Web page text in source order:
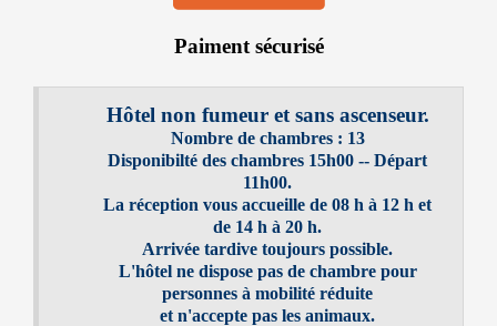
Paiment sécurisé
Hôtel non fumeur et sans ascenseur.
Nombre de chambres : 13
Disponibilté des chambres 15h00 -- Départ
11h00.
La réception vous accueille de 08 h à 12 h et
de 14 h à 20 h.
Arrivée tardive toujours possible.
L'hôtel ne dispose pas de chambre pour
personnes à mobilité réduite
et n'accepte pas les animaux.